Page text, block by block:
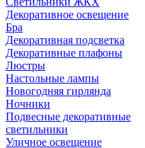
Декоративное освещение
Бра
Декоративная подсветка
Декоративные плафоны
Люстры
Настольные лампы
Новогодняя гирлянда
Ночники
Подвесные декоративные
светильники
Уличное освещение